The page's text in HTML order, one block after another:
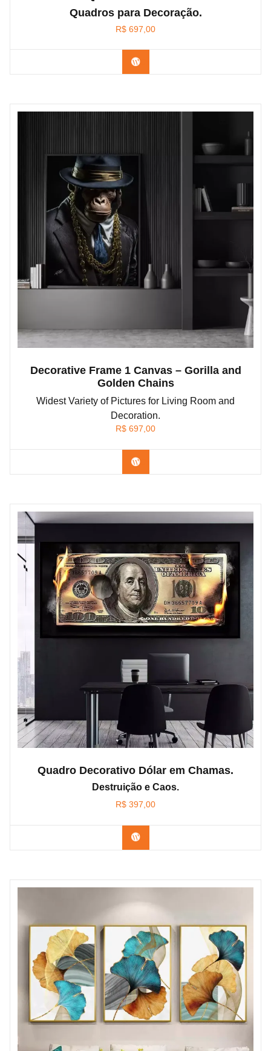
Quadros para Decoração.
R$ 697,00
Confira na Amazon
Decorative Frame 1 Canvas – Gorilla and
Golden Chains
Widest Variety of Pictures for Living Room and
Decoration.
R$ 697,00
Confira os modelos
Quadro Decorativo Dólar em Chamas.
Destruição e Caos.
R$ 397,00
Confira os modelos